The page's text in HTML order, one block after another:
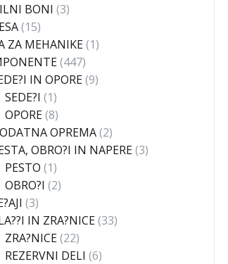
BONI (3)
(15)
ZA MEHANIKE(1)
(447)
IN OPORE(9)
SEDE?I (1)
OPORE(8)
OPREMA(2)
OBRO?I IN NAPERE(3)
PESTO (1)
OBRO?I (2)
(3)
IN ZRA?NICE(33)
ZRA?NICE(22)
REZERVNI DELI (6)